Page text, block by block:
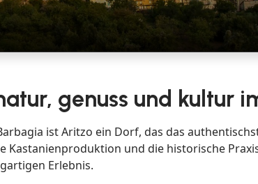
genuss und kultur
ist Aritzo ein Dorf, das das
Kastanienproduktion und die historische
Erlebnis.